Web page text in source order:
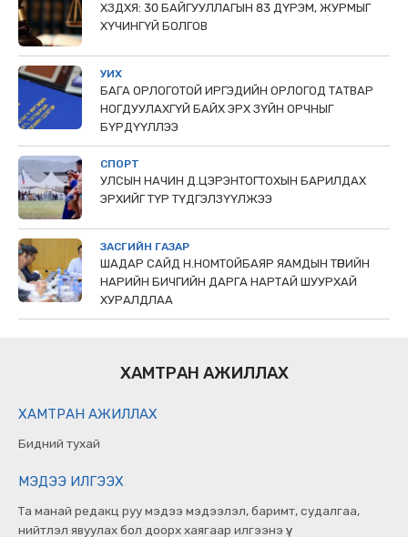
ХЗДХЯ: 30 БАЙГУУЛЛАГЫН 83 ДҮРЭМ, ЖУРМЫГ
ХҮЧИНГҮЙ БОЛГОВ
УИХ
БАГА ОРЛОГОТОЙ ИРГЭДИЙН ОРЛОГОД ТАТВАР
НОГДУУЛАХГҮЙ БАЙХ ЭРХ ЗҮЙН ОРЧНЫГ
БҮРДҮҮЛЛЭЭ
СПОРТ
УЛСЫН НАЧИН Д.ЦЭРЭНТОГТОХЫН БАРИЛДАХ
ЭРХИЙГ ТҮР ТҮДГЭЛЗҮҮЛЖЭЭ
ЗАСГИЙН ГАЗАР
ШАДАР САЙД Н.НОМТОЙБАЯР ЯАМДЫН ТӨРИЙН
НАРИЙН БИЧГИЙН ДАРГА НАРТАЙ ШУУРХАЙ
ХУРАЛДЛАА
ХАМТРАН АЖИЛЛАХ
ХАМТРАН АЖИЛЛАХ
Бидний тухай
МЭДЭЭ ИЛГЭЭХ
Та манай редакц руу мэдээ мэдээлэл, баримт, судалгаа,
нийтлэл явуулах бол доорх хаягаар илгээнэ үү.